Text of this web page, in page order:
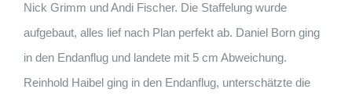
Nick Grimm und Andi Fischer. Die Staffelung wurde
aufgebaut, alles lief nach Plan perfekt ab. Daniel Born ging
in den Endanflug und landete mit 5 cm Abweichung.
Reinhold Haibel ging in den Endanflug, unterschätzte die